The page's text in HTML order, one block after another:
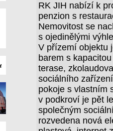
RK JIH nabízí k
penzion s
Nemovitost se
s ojedinělými
V přízemí objektu
barem s
terase,
sociálního
pokoje s vlastním
v podkroví je pět
společným
rozvedena nová